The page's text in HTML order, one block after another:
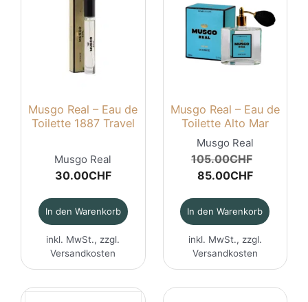
Musgo Real – Eau de
Toilette 1887 Travel
Musgo Real
30.00CHF
In den Warenkorb
inkl. MwSt., zzgl.
Versandkosten
Musgo Real – Eau de
Toilette Alto Mar
Musgo Real
105.00CHF
85.00CHFAktueller
ist:
In den Warenkorb
inkl. MwSt., zzgl.
Versandkosten